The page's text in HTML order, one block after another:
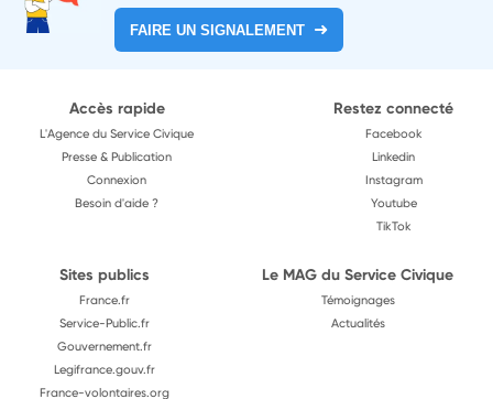
FAIRE UN SIGNALEMENT
Accès rapide
L'Agence du Service Civique
Presse & Publication
Connexion
Besoin d'aide ?
Restez connecté
Facebook
Linkedin
Instagram
Youtube
TikTok
Sites publics
France.fr
Service-Public.fr
Gouvernement.fr
Legifrance.gouv.fr
France-volontaires.org
Le MAG du Service Civique
Témoignages
Actualités